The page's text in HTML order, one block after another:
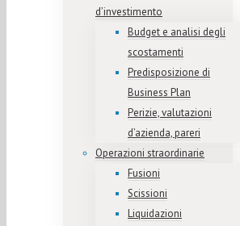
d’investimento
Budget e analisi degli
scostamenti
Predisposizione di
Business Plan
Perizie, valutazioni
d’azienda, pareri
Operazioni straordinarie
Fusioni
Scissioni
Liquidazioni